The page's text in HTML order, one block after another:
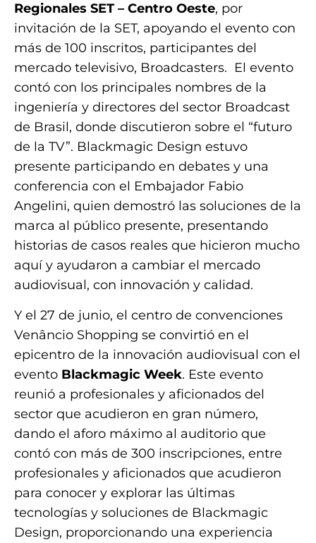
Regionales SET – Centro Oeste, por
invitación de la SET, apoyando el evento con
más de 100 inscritos, participantes del
mercado televisivo, Broadcasters. El evento
contó con los principales nombres de la
ingeniería y directores del sector Broadcast
de Brasil, donde discutieron sobre el “futuro
de la TV”. Blackmagic Design estuvo
presente participando en debates y una
conferencia con el Embajador Fabio
Angelini, quien demostró las soluciones de la
marca al público presente, presentando
historias de casos reales que hicieron mucho
aquí y ayudaron a cambiar el mercado
audiovisual, con innovación y calidad.
Y el 27 de junio, el centro de convenciones
Venâncio Shopping se convirtió en el
epicentro de la innovación audiovisual con el
evento Blackmagic Week. Este evento
reunió a profesionales y aficionados del
sector que acudieron en gran número,
dando el aforo máximo al auditorio que
contó con más de 300 inscripciones, entre
profesionales y aficionados que acudieron
para conocer y explorar las últimas
tecnologías y soluciones de Blackmagic
Design, proporcionando una experiencia